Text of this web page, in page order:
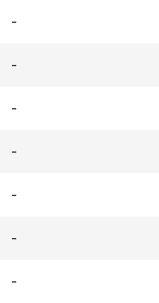
-
-
-
-
-
-
-